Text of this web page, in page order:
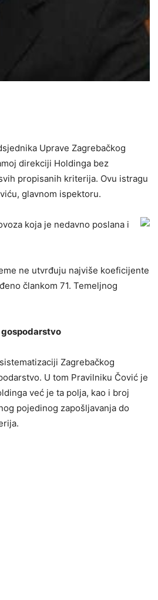
Uprave Zagrebačkog
direkciji Holdinga bez
propisanih kriterija. Ovu istragu
glavnom ispektoru.
koja je nedavno poslana i
ne utvrđuju najviše koeficijente
člankom 71. Temeljnog
gospodarstvo
Zagrebačkog
U tom Pravilniku Čović je
već je ta polja, kao i broj
pojedinog zapošljavanja do